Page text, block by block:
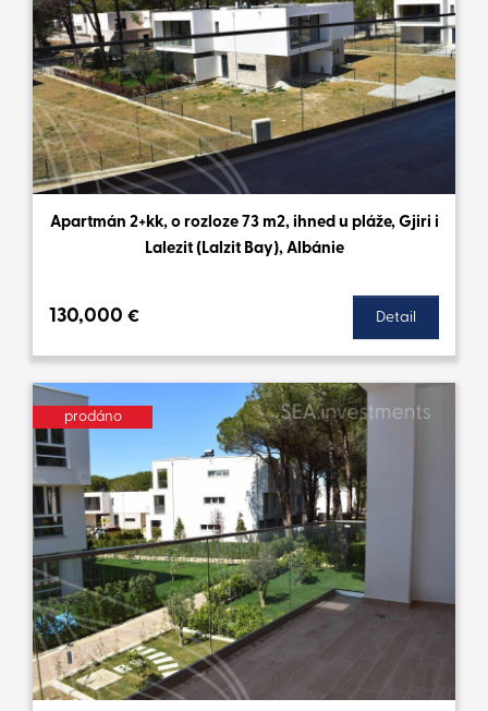
Apartmán 2+kk, o rozloze 73 m2, ihned u pláže, Gjiri i
Lalezit (Lalzit Bay), Albánie
130,000 € Detail
prodáno